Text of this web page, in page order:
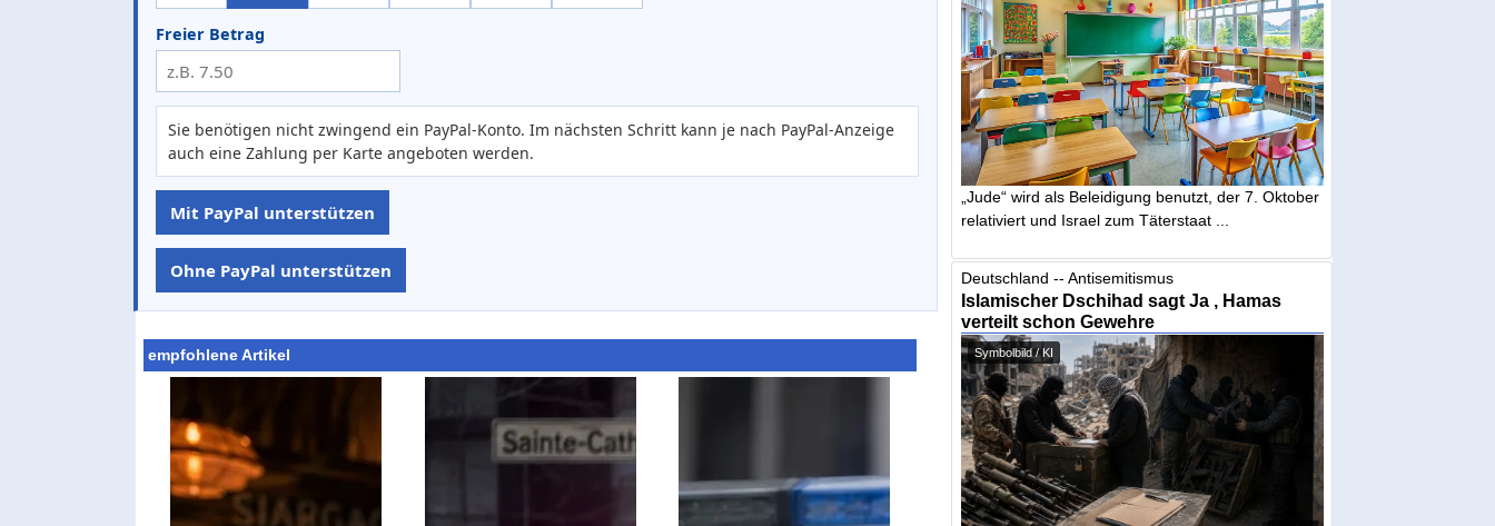
Freier Betrag
Sie benötigen nicht zwingend ein PayPal-Konto. Im nächsten Schritt kann je nach PayPal-Anzeige
auch eine Zahlung per Karte angeboten werden.
Mit PayPal unterstützen
Ohne PayPal unterstützen
empfohlene Artikel
„Jude“ wird als Beleidigung benutzt, der 7. Oktober
relativiert und Israel zum Täterstaat ...
Deutschland -- Antisemitismus
Islamischer Dschihad sagt Ja , Hamas
verteilt schon Gewehre
Symbolbild / KI